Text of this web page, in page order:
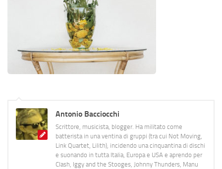
Antonio Bacciocchi
Scrittore, musicista, blogger. Ha militato come
batterista in una ventina di gruppi (tra cui Not Moving,
Link Quartet, Lilith), incidendo una cinquantina di dischi
e suonando in tutta Italia, Europa e USA e aprendo per
Clash, Iggy and the Stooges, Johnny Thunders, Manu